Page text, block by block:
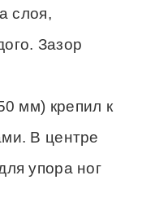
слоя,
Зазор
мм) крепил к
В центре
упора ног